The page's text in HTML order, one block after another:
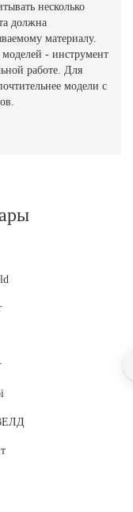
несколько
должна
материалу.
- инструмент
работе. Для
модели с